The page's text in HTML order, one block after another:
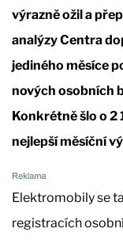
výrazně ožil a
analýzy Centra
jediného měsíce
nových osobních
Konkrétně šlo o 2
nejlepší měsíční
Elektromobily se
registracích